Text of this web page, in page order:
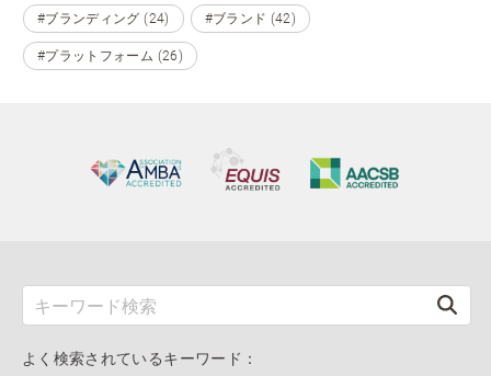
#ブランディング (24) #ブランド (42)
#プラットフォーム (26)
よく検索されているキーワード：